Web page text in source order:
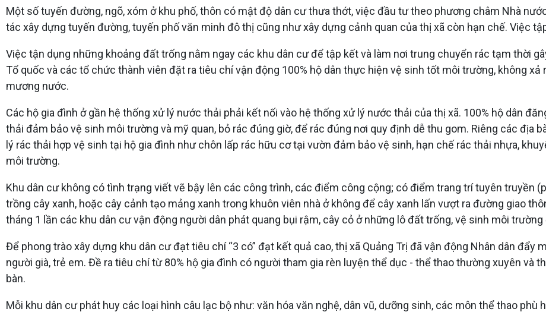
Một số tuyến đường, ngõ, xóm ở khu phố, thôn có mật độ dân cư thưa thớt, việc đầu tư theo phương châm Nhà
tác xây dựng tuyến đường, tuyến phố văn minh đô thị cũng như xây dựng cảnh quan của thị xã còn hạn chế. Việc
Việc tận dụng những khoảng đất trống nằm ngay các khu dân cư để tập kết và làm nơi trung chuyển rác tạm thời
Tổ quốc và các tổ chức thành viên đặt ra tiêu chí vận động 100% hộ dân thực hiện vệ sinh tốt môi trường, không xả
mương nước.
Các hộ gia đình ở gần hệ thống xử lý nước thải phải kết nối vào hệ thống xử lý nước thải của thị xã. 100% hộ dân
thải đảm bảo vệ sinh môi trường và mỹ quan, bỏ rác đúng giờ, để rác đúng nơi quy định dễ thu gom. Riêng các địa
lý rác thải hợp vệ sinh tại hộ gia đình như chôn lấp rác hữu cơ tại vườn đảm bảo vệ sinh, hạn chế rác thải nhựa,
môi trường.
Khu dân cư không có tình trạng viết vẽ bậy lên các công trình, các điểm công cộng; có điểm trang trí tuyên truyền
trồng cây xanh, hoặc cây cảnh tạo mảng xanh trong khuôn viên nhà ở không để cây xanh lấn vượt ra đường giao
tháng 1 lần các khu dân cư vận động người dân phát quang bụi rậm, cây cỏ ở những lô đất trống, vệ sinh môi
Để phong trào xây dựng khu dân cư đạt tiêu chí “3 có” đạt kết quả cao, thị xã Quảng Trị đã vận động Nhân dân đẩy
người già, trẻ em. Đề ra tiêu chí từ 80% hộ gia đình có người tham gia rèn luyện thể dục - thể thao thường xuyên và
bàn.
Mỗi khu dân cư phát huy các loại hình câu lạc bộ như: văn hóa văn nghệ, dân vũ, dưỡng sinh, các môn thể thao